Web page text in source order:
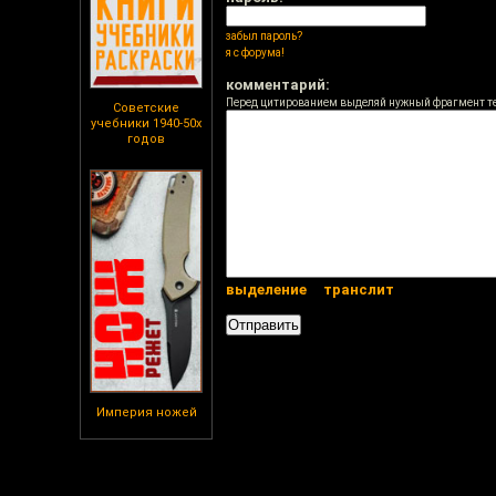
Советские
учебники 1940-50х
годов
Империя ножей
забыл пароль?
я с форума!
комментарий:
Перед цитированием выделяй нужный фрагмент
выделение транслит